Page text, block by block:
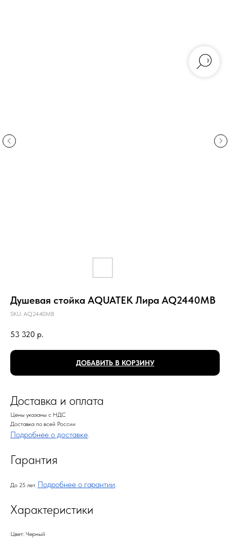
Душевая стойка AQUATEK Лира AQ2440MB
SKU: AQ2440MB
53 320 р.
ДОБАВИТЬ В КОРЗИНУ
Доставка и оплата
Цены указаны с НДС
Доставка по всей России
Подробнее о доставке.
Гарантия
До 25 лет. Подробнее о гарантии.
Характеристики
Цвет: Черный